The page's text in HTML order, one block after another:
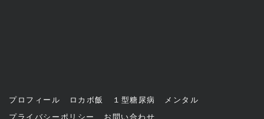
プロフィール ロカボ飯 １型糖尿病
メンタル
プライバシーポリシー
お問い合わせ